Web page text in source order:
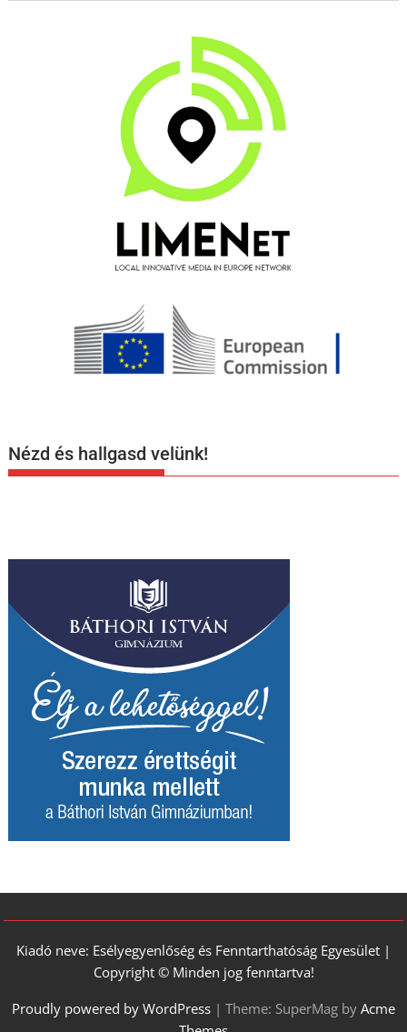
Nézd és hallgasd velünk!
Kiadó neve: Esélyegyenlőség és Fenntarthatóság Egyesület |
Copyright © Minden jog fenntartva!
Proudly powered by WordPress | Theme: SuperMag by Acme